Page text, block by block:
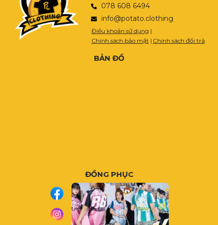
078 608 6494
info@potato.clothing
Điều khoản sử dụng |
Chính sách bảo mật | Chính sách đổi trả
BẢN ĐỒ
ĐỒNG PHỤC